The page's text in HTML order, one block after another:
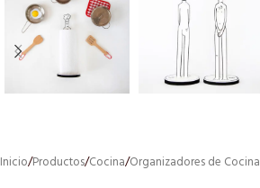
Inicio/Productos/Cocina/Organizadores de Cocina